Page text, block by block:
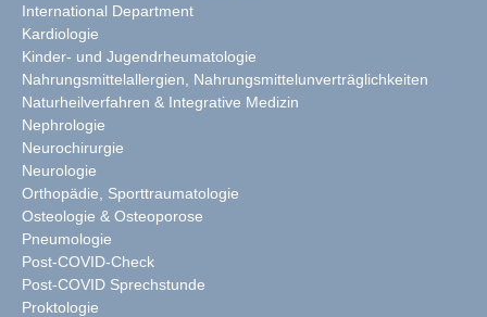
International Department
Kardiologie
Kinder- und Jugendrheumatologie
Nahrungsmittelallergien, Nahrungsmittelunverträglichkeiten
Naturheilverfahren & Integrative Medizin
Nephrologie
Neurochirurgie
Neurologie
Orthopädie, Sporttraumatologie
Osteologie & Osteoporose
Pneumologie
Post-COVID-Check
Post-COVID Sprechstunde
Proktologie